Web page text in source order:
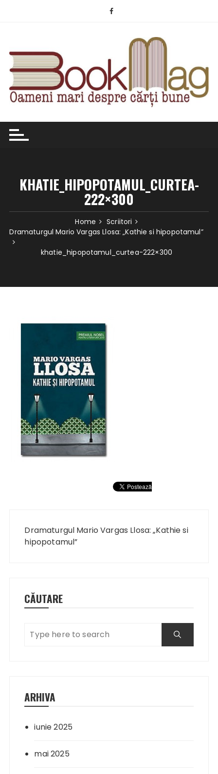
KHATIE_HIPOPOTAMUL_CURTEA-
222×300
Home
Scriitori
Dramaturgul Mario Vargas Llosa: „Kathie si hipopotamul”
khatie_hipopotamul_curtea-222×300
articole
Dramaturgul Mario Vargas Llosa: „Kathie si
hipopotamul”
CĂUTARE
ARHIVA
iunie 2025
mai 2025